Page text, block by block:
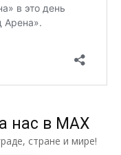
нас в МАХ
стране и мире!